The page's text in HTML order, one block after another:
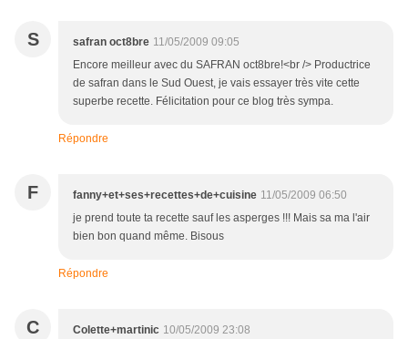
S safran oct8bre 11/05/2009 09:05
Encore meilleur avec du SAFRAN oct8bre!<br /> Productrice
de safran dans le Sud Ouest, je vais essayer très vite cette
superbe recette. Félicitation pour ce blog très sympa.
Répondre
F fanny+et+ses+recettes+de+cuisine 11/05/2009 06:50
je prend toute ta recette sauf les asperges !!! Mais sa ma l'air
bien bon quand même. Bisous
Répondre
C Colette+martinic 10/05/2009 23:08